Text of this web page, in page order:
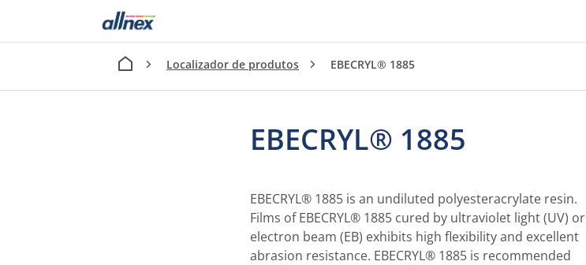
Localizador de produtos EBECRYL® 1885
EBECRYL® 1885
EBECRYL® 1885 is an undiluted polyesteracrylate resin.
Films of EBECRYL® 1885 cured by ultraviolet light (UV) or
electron beam (EB) exhibits high flexibility and excellent
abrasion resistance. EBECRYL® 1885 is recommended